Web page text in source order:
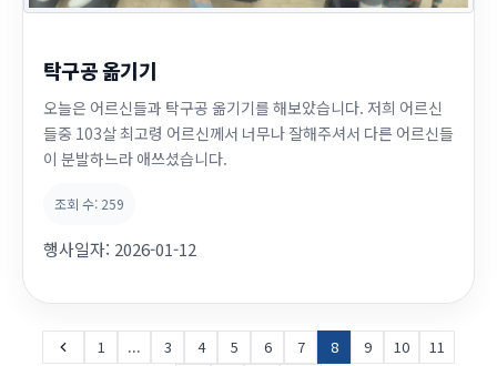
탁구공 옮기기
오늘은 어르신들과 탁구공 옮기기를 해보았습니다. 저희 어르신
들중 103살 최고령 어르신께서 너무나 잘해주셔서 다른 어르신들
이 분발하느라 애쓰셨습니다.
조회 수: 259
행사일자: 2026-01-12
1 ... 3 4 5 6 7 8 9 10
11